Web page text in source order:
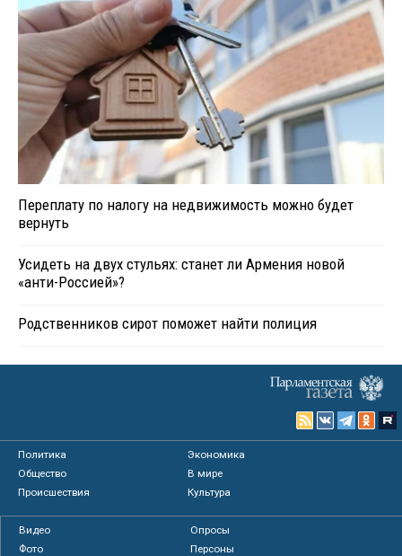
Переплату по налогу на недвижимость можно будет
вернуть
Усидеть на двух стульях: станет ли Армения новой
«анти-Россией»?
Родственников сирот поможет найти полиция
Политика
Экономика
Общество
В мире
Происшествия
Культура
Видео
Опросы
Фото
Персоны